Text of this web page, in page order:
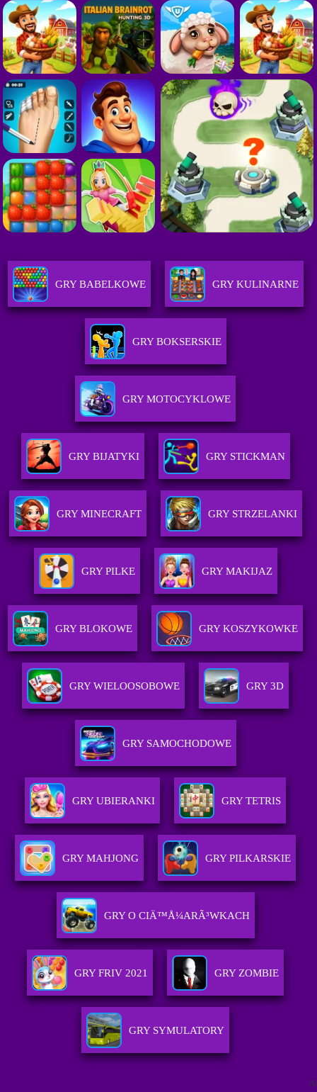
GRY BABELKOWE GRY KULINARNE
GRY BOKSERSKIE
GRY MOTOCYKLOWE
GRY BIJATYKI GRY STICKMAN
GRY MINECRAFT GRY STRZELANKI
GRY PILKE GRY MAKIJAZ
GRY BLOKOWE GRY KOSZYKOWKE
GRY WIELOOSOBOWE GRY 3D
GRY SAMOCHODOWE
GRY UBIERANKI GRY TETRIS
GRY MAHJONG GRY PILKARSKIE
GRY O CIÄ™Å¼ARÃ³WKACH
GRY FRIV 2021 GRY ZOMBIE
GRY SYMULATORY